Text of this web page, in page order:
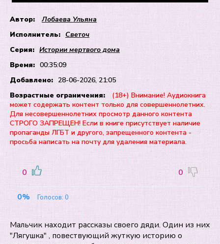
Автор:
Лобаева Ульяна
Исполнитель: Светоч
Серия: Истории мертвого дома
Время: 00:35:09
Добавлено: 28-06-2026, 21:05
Возрастные ограничения:
(18+) Внимание! Аудиокнига
может содержать контент только для совершеннолетних.
Для несовершеннолетних просмотр данного контента
СТРОГО ЗАПРЕЩЕН! Если в книге присутствует наличие
пропаганды ЛГБТ и другого, запрещенного контента -
просьба написать на почту для удаления материала.
0 0
0% Голосов: 0
Мальчик находит рассказы своего дяди. Один из них
"Лягушка" , повествующий жуткую историю о